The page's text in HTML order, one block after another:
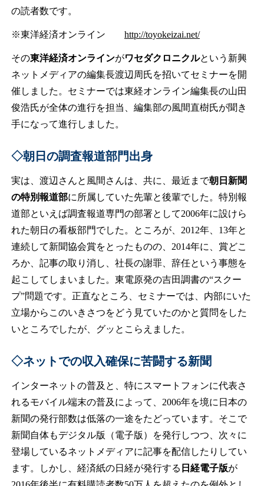
の読者数です。
※東洋経済オンライン http://toyokeizai.net/
その東洋経済オンラインがワセダクロニクルという新興
ネットメディアの編集長渡辺周氏を招いてセミナーを開
催しました。セミナーでは東経オンライン編集長の山田
俊浩氏が全体の進行を担当、編集部の風間直樹氏が聞き
手になって進行しました。
◇朝日の調査報道部門出身
実は、渡辺さんと風間さんは、共に、最近まで朝日新聞
の特別報道部に所属していた先輩と後輩でした。特別報
道部といえば調査報道専門の部署として2006年に設けら
れた朝日の看板部門でした。ところが、2012年、13年と
連続して新聞協会賞をとったものの、2014年に、賞どこ
ろか、記事の取り消し、社長の謝罪、辞任という事態を
起こしてしまいました。東電原発の吉田調書の“スクー
プ”問題です。正直なところ、セミナーでは、内部にいた
立場からこのいきさつをどう見ていたのかと質問をした
いところでしたが、グッとこらえました。
◇ネットでの収入確保に苦闘する新聞
インターネットの普及と、特にスマートフォンに代表さ
れるモバイル端末の普及によって、2006年を境に日本の
新聞の発行部数は低落の一途をたどっています。そこで
新聞自体もデジタル版（電子版）を発行しつつ、次々に
登場しているネットメディアに記事を配信したりしてい
ます。しかし、経済紙の日経が発行する 日経電子版が